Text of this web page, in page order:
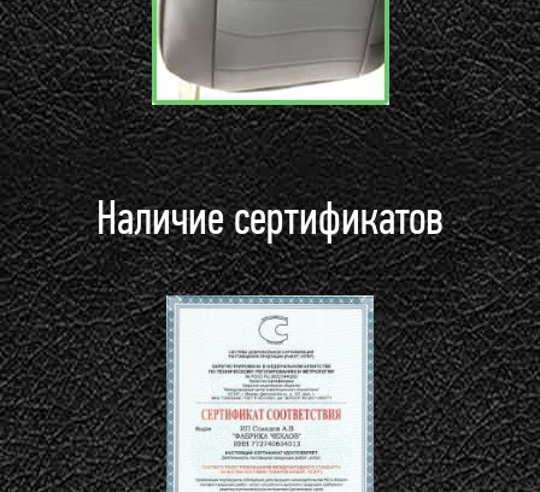
Наличие сертификатов